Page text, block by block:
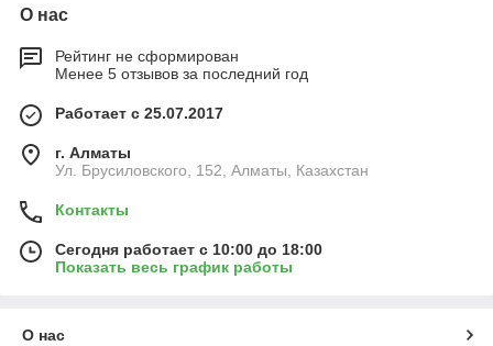
О нас
Рейтинг не сформирован
Менее 5 отзывов за последний год
Работает с 25.07.2017
г. Алматы
Ул. Брусиловского, 152, Алматы, Казахстан
Контакты
Сегодня работает с 10:00 до 18:00
Показать весь график работы
О нас